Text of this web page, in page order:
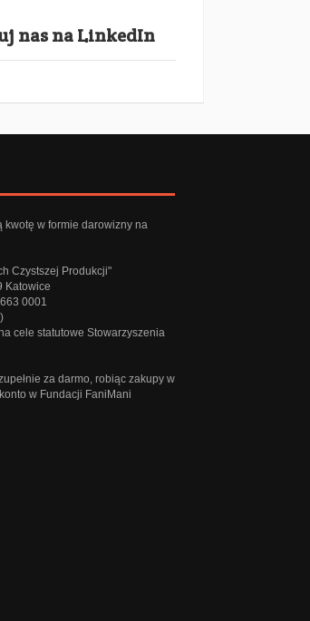
nas na LinkedIn
kwotę w formie darowizny na
Czystszej Produkcji"
Katowice
0001
cele statutowe Stowarzyszenia
za darmo, robiąc zakupy w
w Fundacji FaniMani